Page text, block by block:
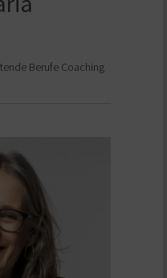
Berufe Coaching